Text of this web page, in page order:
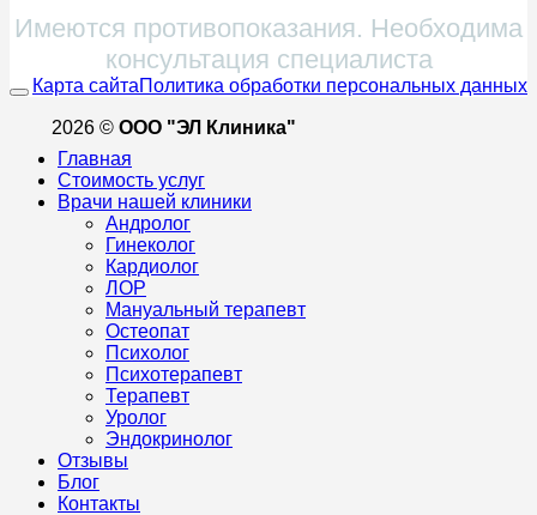
Имеются противопоказания. Необходима
консультация специалиста
Карта сайтаПолитика обработки персональных данных
2026 © ООО "ЭЛ Клиника"
Главная
Стоимость услуг
Врачи нашей клиники
Андролог
Гинеколог
Кардиолог
ЛОР
Мануальный терапевт
Остеопат
Психолог
Психотерапевт
Терапевт
Уролог
Эндокринолог
Отзывы
Блог
Контакты